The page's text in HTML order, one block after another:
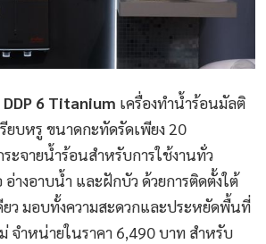
6 Titanium เครื่องทำน้ำร้อนมัลติ
ยบหรู ขนาดกะทัดรัดเพียง 20
ะจายน้ำร้อนสำหรับการใช้งานทั่ว
อ่างอาบน้ำ และฝักบัว ด้วยการติดตั้งใต้
ยว มอบทั้งความสะดวกและประหยัดพื้นที่
จำหน่ายในราคา 6,490 บาท สำหรับ